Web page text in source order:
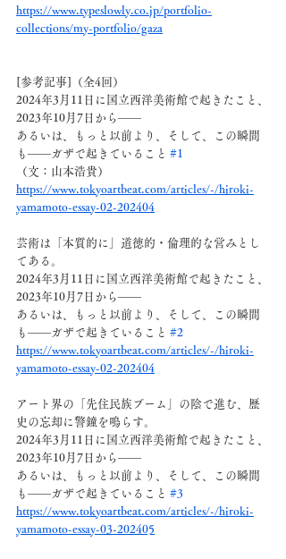
https://www.typeslowly.co.jp/portfolio-
collections/my-portfolio/gaza
[参考記事]（全4回）
2024年3月11日に国立西洋美術館で起きたこと、
2023年10月7日から——
あるいは、もっと以前より、そして、この瞬間
も——ガザで起きていること #1
（文：山本浩貴）
https://www.tokyoartbeat.com/articles/-/hiroki-
yamamoto-essay-02-202404
芸術は「本質的に」道徳的・倫理的な営みとし
てある。
2024年3月11日に国立西洋美術館で起きたこと、
2023年10月7日から——
あるいは、もっと以前より、そして、この瞬間
も——ガザで起きていること #2
https://www.tokyoartbeat.com/articles/-/hiroki-
yamamoto-essay-02-202404
アート界の「先住民族ブーム」の陰で進む、歴
史の忘却に警鐘を鳴らす。
2024年3月11日に国立西洋美術館で起きたこと、
2023年10月7日から——
あるいは、もっと以前より、そして、この瞬間
も——ガザで起きていること #3
https://www.tokyoartbeat.com/articles/-/hiroki-
yamamoto-essay-03-202405